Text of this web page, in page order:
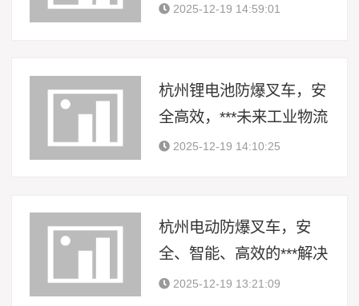
2025-12-19 14:59:01
杭州锂电池防爆叉车，安
全高效，***未来工业物流
新篇章
2025-12-19 14:10:25
杭州电动防爆叉车，安
全、智能、高效的***解决
方案2025-12-19 13:21:09